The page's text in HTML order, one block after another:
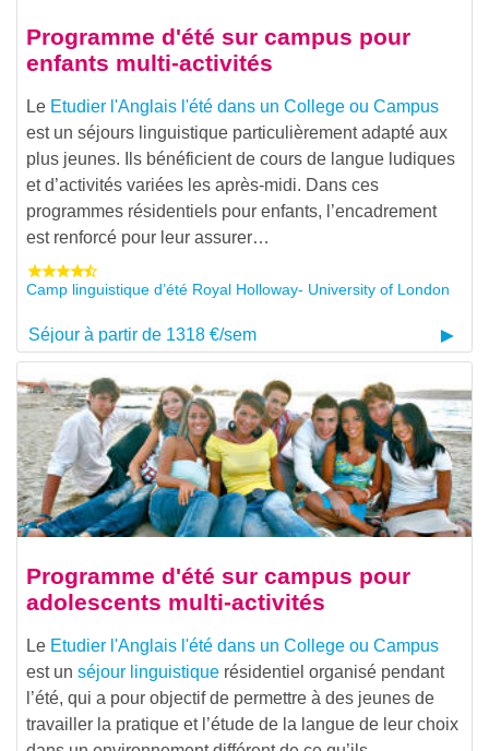
Programme d'été sur campus pour
enfants multi-activités
Le Etudier l'Anglais l'été dans un College ou Campus
est un séjours linguistique particulièrement adapté aux
plus jeunes. Ils bénéficient de cours de langue ludiques
et d’activités variées les après-midi. Dans ces
programmes résidentiels pour enfants, l’encadrement
est renforcé pour leur assurer…
Camp linguistique d’été Royal Holloway- University of London
Séjour à partir de 1318 €/sem
Programme d'été sur campus pour
adolescents multi-activités
Le Etudier l'Anglais l'été dans un College ou Campus
est un séjour linguistique résidentiel organisé pendant
l’été, qui a pour objectif de permettre à des jeunes de
travailler la pratique et l’étude de la langue de leur choix